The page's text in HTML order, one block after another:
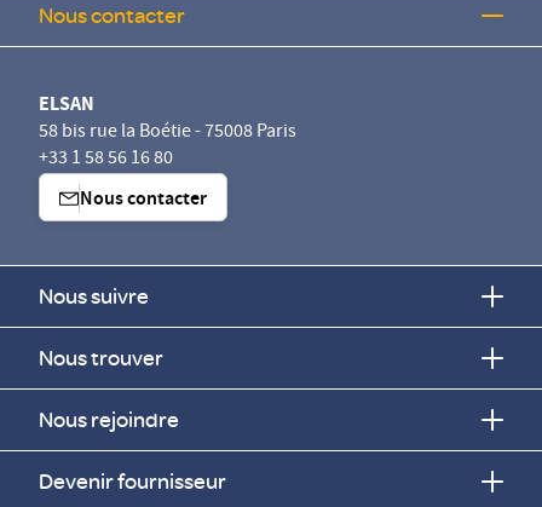
Nous contacter
ELSAN
58 bis rue la Boétie - 75008 Paris
+33 1 58 56 16 80
Nous contacter
Nous suivre
Nous trouver
Nous rejoindre
Devenir fournisseur